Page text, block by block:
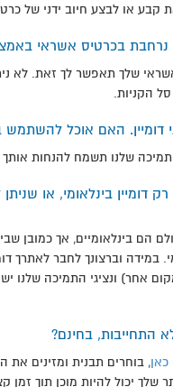
קבע או לבצע חיוב ידני של
נרחבת בכרטיס אשראי
שלך תאפשר לך זאת. לא
הקניות.
דומיין. האם אוכל להשתמש
שלנו תשמח להנחות אותך
דומיין בינלאומי, או
הם בינלאומיים, אך כמובן
במידה וברצונך לחבר לאתרך
אחר) ונציגי התמיכה שלנו
התחייבות, בחינם?
כאן, בוחרים תבנית ומזינים את
שלך יכול להיות מוכן תוך זמן